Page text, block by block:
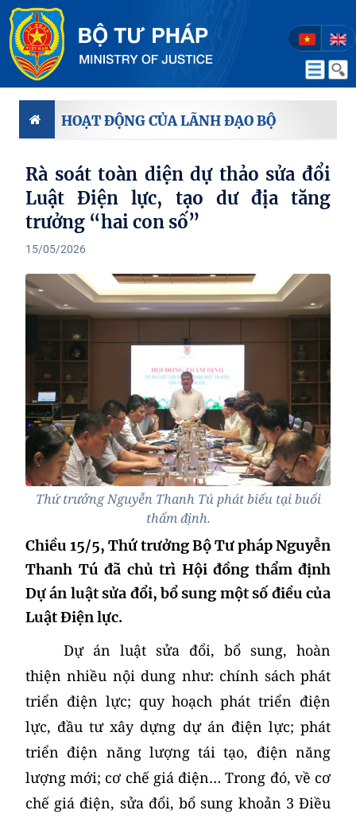
HOẠT ĐỘNG CỦA LÃNH ĐẠO BỘ
Rà soát toàn diện dự thảo sửa đổi
Luật Điện lực, tạo dư địa tăng
trưởng “hai con số”
15/05/2026
Thứ trưởng Nguyễn Thanh Tú phát biểu tại buổi
thẩm định.
Chiều 15/5, Thứ trưởng Bộ Tư pháp Nguyễn
Thanh Tú đã chủ trì Hội đồng thẩm định
Dự án luật sửa đổi, bổ sung một số điều của
Luật Điện lực.
Dự án luật sửa đổi, bổ sung, hoàn
thiện nhiều nội dung như: chính sách phát
triển điện lực; quy hoạch phát triển điện
lực, đầu tư xây dựng dự án điện lực; phát
triển điện năng lượng tái tạo, điện năng
lượng mới; cơ chế giá điện… Trong đó, về cơ
chế giá điện, sửa đổi, bổ sung khoản 3 Điều